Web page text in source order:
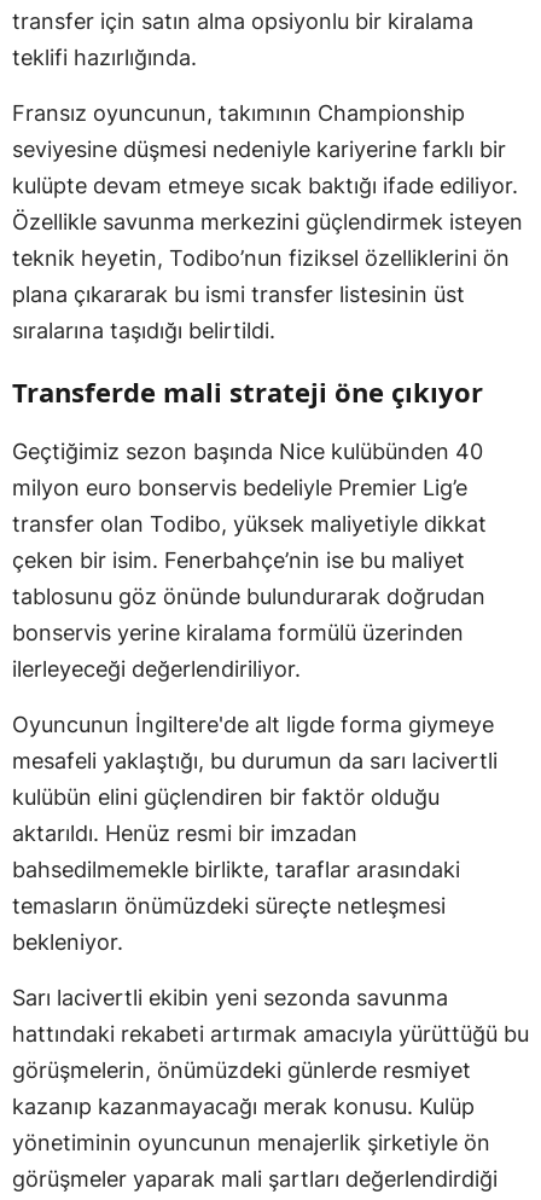
transfer için satın alma opsiyonlu bir kiralama
teklifi hazırlığında.
Fransız oyuncunun, takımının Championship
seviyesine düşmesi nedeniyle kariyerine farklı bir
kulüpte devam etmeye sıcak baktığı ifade ediliyor.
Özellikle savunma merkezini güçlendirmek isteyen
teknik heyetin, Todibo’nun fiziksel özelliklerini ön
plana çıkararak bu ismi transfer listesinin üst
sıralarına taşıdığı belirtildi.
Transferde mali strateji öne çıkıyor
Geçtiğimiz sezon başında Nice kulübünden 40
milyon euro bonservis bedeliyle Premier Lig’e
transfer olan Todibo, yüksek maliyetiyle dikkat
çeken bir isim. Fenerbahçe’nin ise bu maliyet
tablosunu göz önünde bulundurarak doğrudan
bonservis yerine kiralama formülü üzerinden
ilerleyeceği değerlendiriliyor.
Oyuncunun İngiltere'de alt ligde forma giymeye
mesafeli yaklaştığı, bu durumun da sarı lacivertli
kulübün elini güçlendiren bir faktör olduğu
aktarıldı. Henüz resmi bir imzadan
bahsedilmemekle birlikte, taraflar arasındaki
temasların önümüzdeki süreçte netleşmesi
bekleniyor.
Sarı lacivertli ekibin yeni sezonda savunma
hattındaki rekabeti artırmak amacıyla yürüttüğü bu
görüşmelerin, önümüzdeki günlerde resmiyet
kazanıp kazanmayacağı merak konusu. Kulüp
yönetiminin oyuncunun menajerlik şirketiyle ön
görüşmeler yaparak mali şartları değerlendirdiği